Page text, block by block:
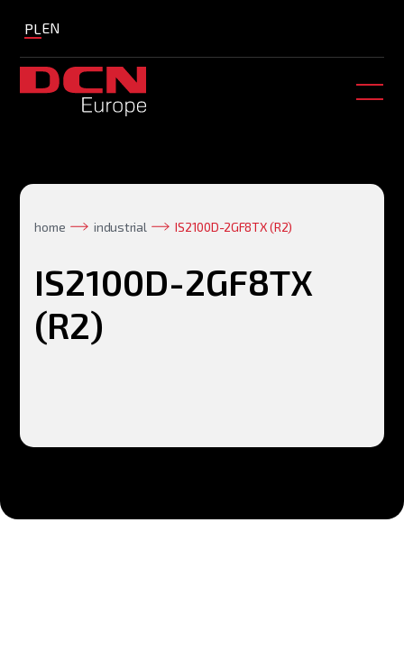
PL EN
home industrial IS2100D-2GF8TX (R2)
IS2100D-2GF8TX
(R2)